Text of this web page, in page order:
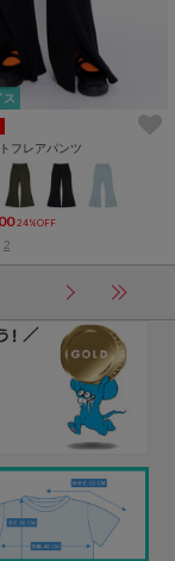
ス
フレアパンツ
24%OFF
2